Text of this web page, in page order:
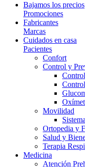
Bajamos los precios
Promociones
Fabricantes
Marcas
Cuidados en casa
Pacientes
Confort
Control y
Movilidad
Ortopedia y
Salud y
Terapia
Medicina
Atención